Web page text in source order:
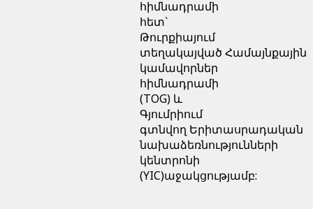
հիմնադրամի
հետ`
Թուրքիայում
տեղակայված Համայնքային
կամավորներ
հիմնադրամի
(TOG) և
Գյումրիում
գտնվող Երիտասրադական
նախաձեռնությունների
կենտրոնի
(YIC)աջակցությամբ: